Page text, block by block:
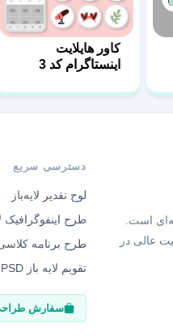
کاور هایلایت
اینستاگرام کد 3
است.
عالی در
دسترسی سریع
لوح تقدیر لایه‌باز
طرح اینفوگرافیک
طرح برنامه
تقویم لایه باز PSD
سفارش